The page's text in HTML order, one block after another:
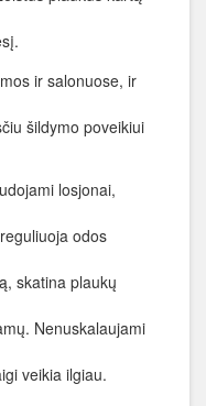
ir salonuose, ir
šildymo poveikiui
losjonai,
odos
skatina plaukų
Nenuskalaujami
veikia ilgiau.